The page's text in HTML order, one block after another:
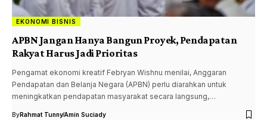
EKONOMI BISNIS
APBN Jangan Hanya Bangun Proyek, Pendapatan
Rakyat Harus Jadi Prioritas
Pengamat ekonomi kreatif Febryan Wishnu menilai, Anggaran
Pendapatan dan Belanja Negara (APBN) perlu diarahkan untuk
meningkatkan pendapatan masyarakat secara langsung,…
ByRahmat TunnyAmin Suciady